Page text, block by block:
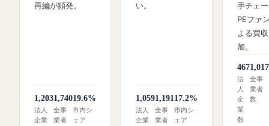
再編が頻発。
1,203
法人
企業
1,740
全事
業者
19.6%
市内シ
ェア
い。
1,059
法人
企業
1,191
全事
業者
17.2%
市内シ
ェア
手チェ
PEファ
よる買
加。
467
法
人
企
業
数
1,017
全事
業者
数